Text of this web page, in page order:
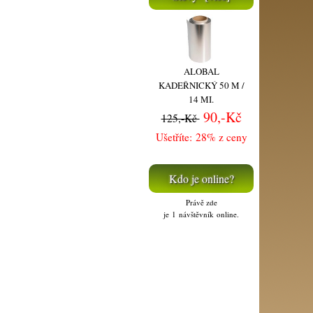
ALOBAL
KADEŘNICKÝ 50 M /
14 MI.
125,-Kč 90,-Kč
Ušetříte: 28% z ceny
Kdo je online?
Právě zde
je 1 návštěvník online.